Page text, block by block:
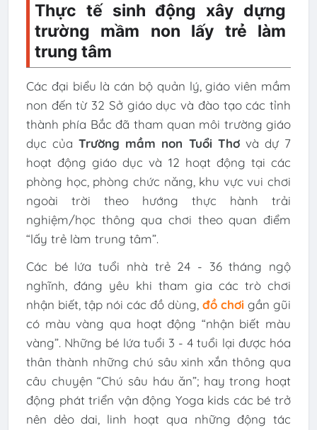
Thực tế sinh động xây dựng
trường mầm non lấy trẻ làm
trung tâm
Các đại biểu là cán bộ quản lý, giáo viên mầm
non đến từ 32 Sở giáo dục và đào tạo các tỉnh
thành phía Bắc đã tham quan môi trường giáo
dục củaTrường mầm non Tuổi Thơvà dự 7
hoạt động giáo dục và 12 hoạt động tại các
phòng học, phòng chức năng, khu vực vui chơi
ngoài trời theo hướng thực hành trải
nghiệm/học thông qua chơi theo quan điểm
“lấy trẻ làm trung tâm”.
Các bé lứa tuổi nhà trẻ 24 - 36 tháng ngộ
nghĩnh, đáng yêu khi tham gia các trò chơi
nhận biết, tập nói các đồ dùng,đồ chơi gần gũi
có màu vàng qua hoạt động “nhận biết màu
vàng”. Những bé lứa tuổi 3 - 4 tuổi lại được hóa
thân thành những chú sâu xinh xắn thông qua
câu chuyện “Chú sâu háu ăn”; hay trong hoạt
động phát triển vận động Yoga kids các bé trở
nên dẻo dai, linh hoạt qua những động tác